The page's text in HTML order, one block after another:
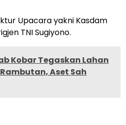
Upacara yakni Kasdam
TNI Sugiyono.
Kobar Tegaskan Lahan
Aset Sah